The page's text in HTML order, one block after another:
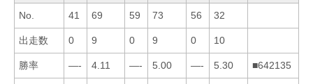
No. 41 69 59 73 56 32
出走数 0 9 0 9 0 10
勝率 —- 4.11 —- 5.00 —- 5.30 ■642135